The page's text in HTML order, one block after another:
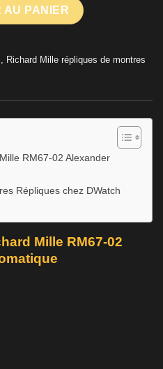
personnalisée Richard Mille
AU PANIER
, Richard Mille répliques de montres
RM67-02 Alexander
Répliques chez DWatch
Mille RM67-02